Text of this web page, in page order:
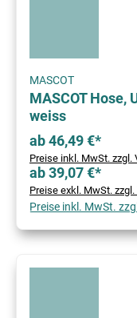
MASCOT
MASCOT Hose,
weiss
ab 46,49 €*
Preise inkl. MwSt. zzgl.
ab 39,07 €*
Preise exkl. MwSt.
Preise inkl. MwSt.